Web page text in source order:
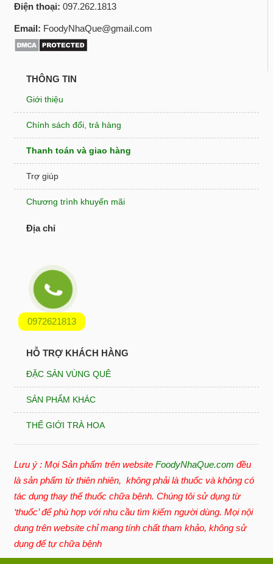
0972621813
Điện thoại: 097.262.1813
Email: FoodyNhaQue@gmail.com
THÔNG TIN
Giới thiệu
Chính sách đổi, trả hàng
Thanh toán và giao hàng
Trợ giúp
Chương trình khuyến mãi
Địa chỉ
HỖ TRỢ KHÁCH HÀNG
ĐẶC SẢN VÙNG QUÊ
SẢN PHẨM KHÁC
THẾ GIỚI TRÀ HOA
Lưu ý : Mọi Sản phẩm trên website FoodyNhaQue.com đều
là sản phẩm từ thiên nhiên, không phải là thuốc và không có
tác dụng thay thế thuốc chữa bệnh. Chúng tôi sử dụng từ
‘thuốc’ để phù hợp với nhu cầu tìm kiếm người dùng. Mọi nội
dung trên website chỉ mang tính chất tham khảo, không sử
dụng để tự chữa bệnh